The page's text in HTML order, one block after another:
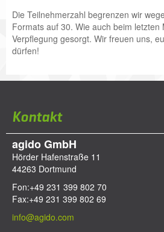
Die Teilnehmerzahl begrenzen wir
Formats auf 30. Wie auch beim letzten
Verpflegung gesorgt. Wir freuen uns,
dürfen!
Kontakt
agido GmbH
Hörder Hafenstraße 11
44263 Dortmund
Fon:+49 231 399 802 70
Fax:+49 231 399 802 69
info@agido.com